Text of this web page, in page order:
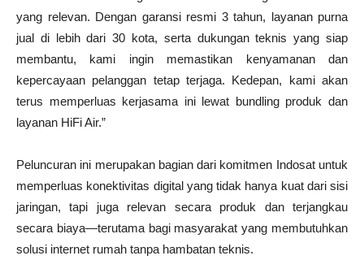
yang relevan. Dengan garansi resmi 3 tahun, layanan purna
jual di lebih dari 30 kota, serta dukungan teknis yang siap
membantu, kami ingin memastikan kenyamanan dan
kepercayaan pelanggan tetap terjaga. Kedepan, kami akan
terus memperluas kerjasama ini lewat bundling produk dan
layanan HiFi Air.”
Peluncuran ini merupakan bagian dari komitmen Indosat untuk
memperluas konektivitas digital yang tidak hanya kuat dari sisi
jaringan, tapi juga relevan secara produk dan terjangkau
secara biaya—terutama bagi masyarakat yang membutuhkan
solusi internet rumah tanpa hambatan teknis.